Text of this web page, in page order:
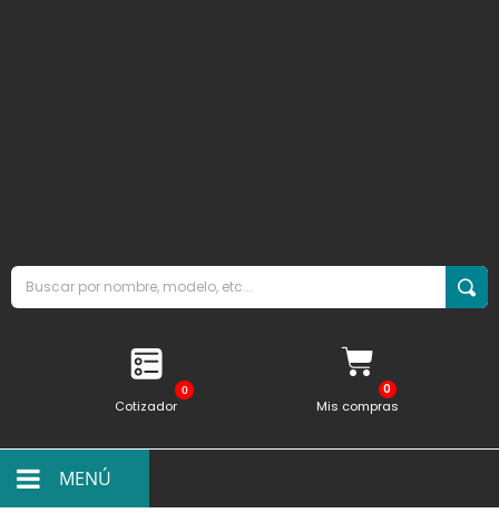
0
Cotizador Mis compras
MENÚ